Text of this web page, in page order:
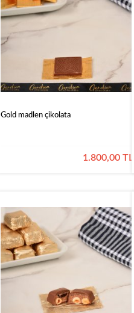
&
Pekmez
Reçel
&
Pestiller
Special
Çikolatalar
Dekorlu
Çikolatalar
Drajeler
Bayram
Şekerleri
Gold madlen çikolata
1.800,00 TL